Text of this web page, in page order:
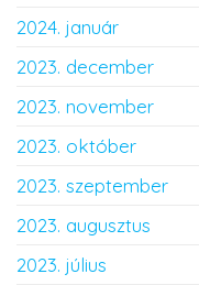
2024. január
2023. december
2023. november
2023. október
2023. szeptember
2023. augusztus
2023. július